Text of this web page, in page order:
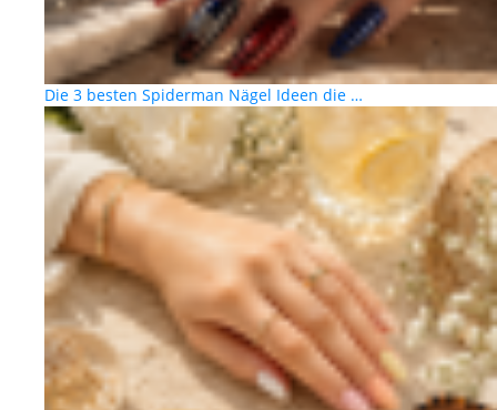
Die 3 besten Spiderman Nägel Ideen die …